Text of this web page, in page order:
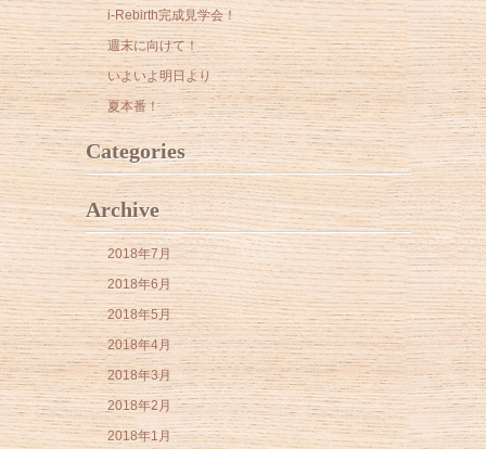
i-Rebirth完成見学会！
週末に向けて！
いよいよ明日より
夏本番！
Categories
Archive
2018年7月
2018年6月
2018年5月
2018年4月
2018年3月
2018年2月
2018年1月